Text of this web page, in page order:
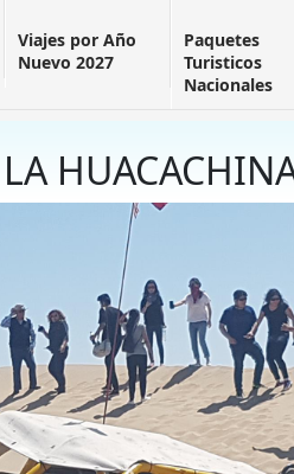
Viajes por Año
Nuevo 2027
Paquetes
Turisticos
Nacionales